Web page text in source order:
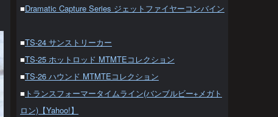
■Dramatic Capture Series ジェットファイヤーコンバイン
■TS-24 サンストリーカー
■TS-25 ホットロッド MTMTEコレクション
■TS-26 ハウンド MTMTEコレクション
■ トランスフォーマータイムライン(バンブルビー+メガト
ロン)【Yahoo!】